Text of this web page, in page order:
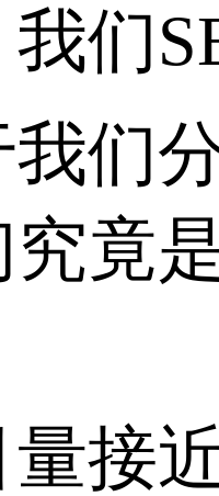
分
竟
接近